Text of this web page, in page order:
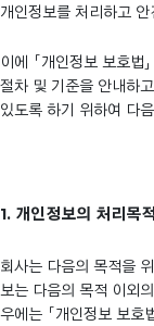
개인정보를 처리하고
이에 「개인정보 보호
절차 및 기준을 안내하
있도록 하기 위하여 다
1. 개인정보의 처리목적
회사는 다음의 목적을
보는 다음의 목적 이외
우에는 「개인정보 보호